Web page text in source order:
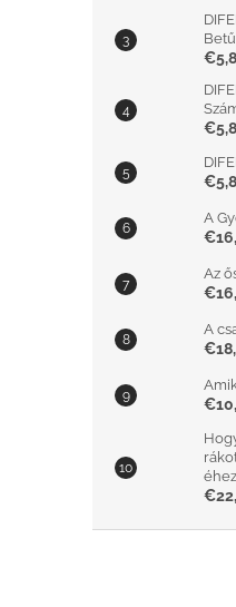
A
Az
A